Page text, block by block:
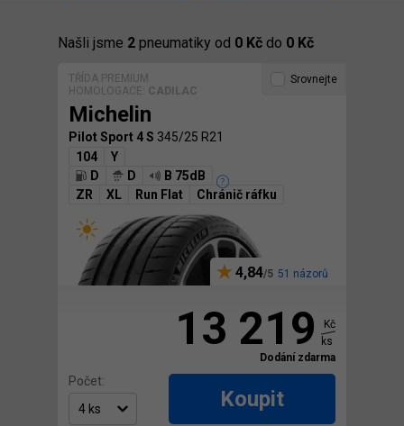
Našli jsme 2 pneumatiky od 0 Kč do 0 Kč
TŘÍDA PREMIUM
HOMOLOGACE: CADILAC
Michelin
Pilot Sport 4 S 345/25 R21
104
Y
D
D
B 75dB
ZR
XL Run Flat Chránič ráfku
4,84 51 názorů
Srovnejte
13 219
Kč
ks
Dodání zdarma
Počet:
Koupit